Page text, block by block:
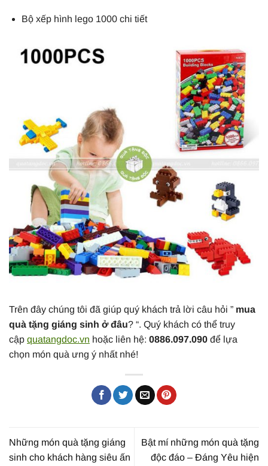
Bộ xếp hình lego 1000 chi tiết
Trên đây chúng tôi đã giúp quý khách trả lời câu hỏi ” mua
quà tặng giáng sinh ở đâu? “. Quý khách có thể truy
cập quatangdoc.vn hoặc liên hệ: 0886.097.090 để lựa
chọn món quà ưng ý nhất nhé!
Những món quà tặng giáng
sinh cho khách hàng siêu ấn
Bật mí những món quà tặng
độc đáo – Đáng Yêu hiện